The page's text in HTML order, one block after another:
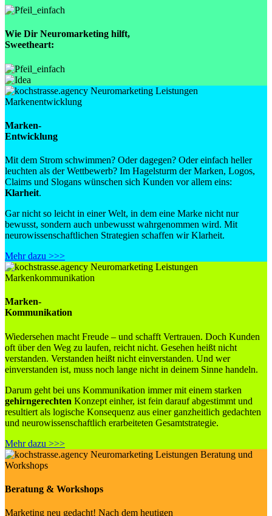
Wie Dir Neuromarketing hilft,
Sweetheart:
Marken-
Entwicklung
Mit dem Strom schwimmen? Oder dagegen? Oder einfach heller
leuchten als der Wettbewerb? Im Hagelsturm der Marken, Logos,
Claims und Slogans wünschen sich Kunden vor allem eins:
Klarheit.
Gar nicht so leicht in einer Welt, in dem eine Marke nicht nur
bewusst, sondern auch unbewusst wahrgenommen wird. Mit
neurowissenschaftlichen Strategien schaffen wir Klarheit.
Mehr dazu >>>
Marken-
Kommunikation
Wiedersehen macht Freude – und schafft Vertrauen. Doch Kunden
oft über den Weg zu laufen, reicht nicht. Gesehen heißt nicht
verstanden. Verstanden heißt nicht einverstanden. Und wer
einverstanden ist, muss noch lange nicht in deinem Sinne handeln.
Darum geht bei uns Kommunikation immer mit einem starken
gehirngerechten Konzept einher, ist fein darauf abgestimmt und
resultiert als logische Konsequenz aus einer ganzheitlich gedachten
und neurowissenschaftlich erarbeiteten Gesamtstrategie.
Mehr dazu >>>
Beratung & Workshops
Marketing neu gedacht! Nach dem heutigen